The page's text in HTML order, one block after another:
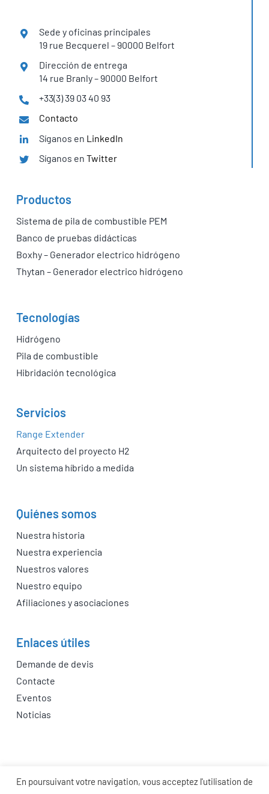
Sede y oficinas principales
19 rue Becquerel – 90000 Belfort
Dirección de entrega
14 rue Branly – 90000 Belfort
+33(3) 39 03 40 93
Contacto
Síganos en LinkedIn
Síganos enTwitter
Productos
Sistema de pila de combustible PEM
Banco de pruebas didácticas
Boxhy – Generador electrico hidrógeno
Thytan – Generador electrico hidrógeno
Tecnologías
Hidrógeno
Pila de combustible
Hibridación tecnológica
Servicios
Range Extender
Arquitecto del proyecto H2
Un sistema híbrido a medida
Quiénes somos
Nuestra historia
Nuestra experiencia
Nuestros valores
Nuestro equipo
Afiliaciones y asociaciones
Enlaces útiles
Demande de devis
Contacte
Eventos
Noticias
En poursuivant votre navigation, vous acceptez l'utilisation de